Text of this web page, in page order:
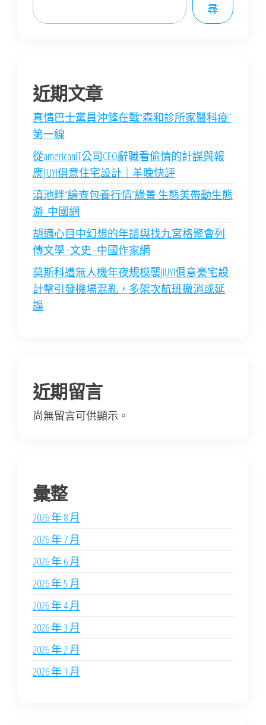
尋
近期文章
真情巴士黨員沖鋒在戰“森和診所家醫科疫”
第一線
從americanIT公司CEO辭職看偷情的計謀與報
應JIUYI俱意住宅設計｜羊晚快評
滇池畔“繪查包養行情”綠景 生態美帶動生態
游_中國網
胡適心目中幻想的年譜與找九宮格聚會列
傳文學–文史–中國作家網
莫斯科遭無人機年夜規模襲JIUYI俱意豪宅設
計擊引發機場混亂，多架次航班撤消或延
誤
近期留言
尚無留言可供顯示。
彙整
2026 年 8 月
2026 年 7 月
2026 年 6 月
2026 年 5 月
2026 年 4 月
2026 年 3 月
2026 年 2 月
2026 年 1 月